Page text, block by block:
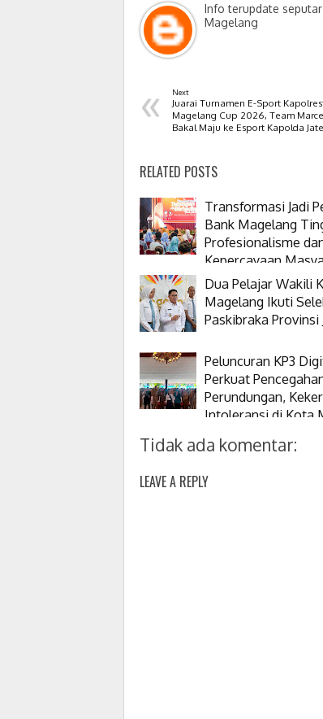
Info terupdate
Magelang
« Next
Juarai Turnamen E-Sport
Magelang Cup 2026, Team
Bakal Maju ke Esport Kapolda
RELATED POSTS
Transformasi Jadi
Bank Magelang
Profesionalisme
Kepercayaan
Dua Pelajar Wakili
Magelang Ikuti
Paskibraka Provinsi
Peluncuran KP3
Perkuat
Perundungan,
Intoleransi di Kota
Tidak ada komentar:
LEAVE A REPLY